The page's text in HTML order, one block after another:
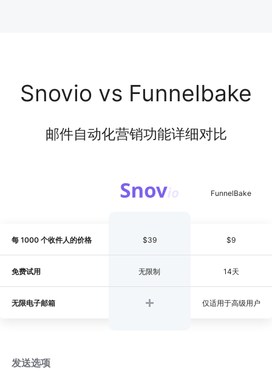
Snovio vs Funnelbake
邮件自动化营销功能详细对比
每 1000 个收件人的价格 $39 $9
免费试用 无限制 14天
无限电子邮箱 仅适用于高级用户
发送选项